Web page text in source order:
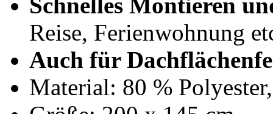
Schnelles Montieren
Reise, Ferienwohnung
Auch für
Material: 80 %